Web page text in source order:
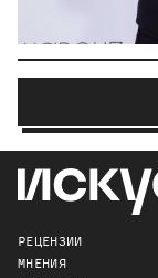
РЕЦЕНЗИИ
МНЕНИЯ